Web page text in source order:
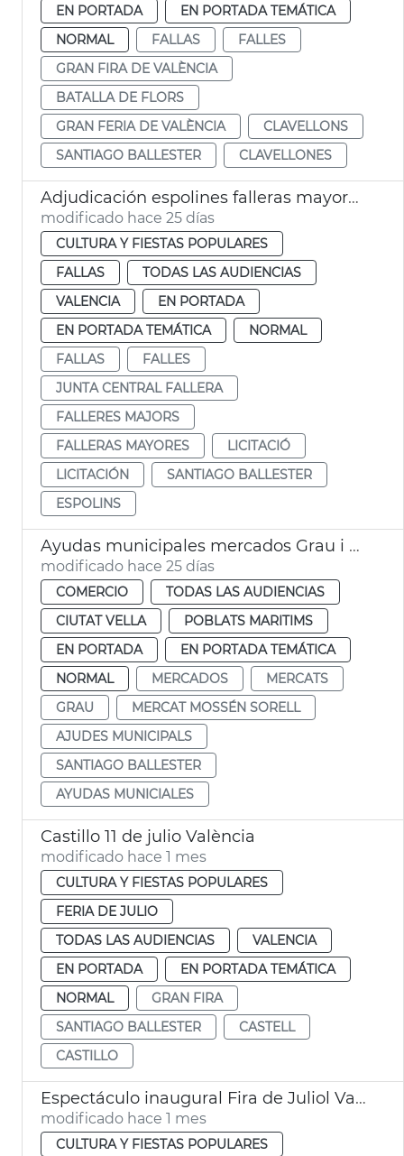
EN PORTADA
EN PORTADA TEMÁTICA
NORMAL
FALLAS
FALLES
GRAN FIRA DE VALÈNCIA
BATALLA DE FLORS
GRAN FERIA DE VALÈNCIA
CLAVELLONS
SANTIAGO BALLESTER
CLAVELLONES
Adjudicación espolines falleras mayores València 2027 y 2028
modificado hace 25 días
CULTURA Y FIESTAS POPULARES
FALLAS
TODAS LAS AUDIENCIAS
VALENCIA
EN PORTADA
EN PORTADA TEMÁTICA
NORMAL
FALLAS
FALLES
JUNTA CENTRAL FALLERA
FALLERES MAJORS
FALLERAS MAYORES
LICITACIÓ
LICITACIÓN
SANTIAGO BALLESTER
ESPOLINS
Ayudas municipales mercados Grau i Mossén Sorell València
modificado hace 25 días
COMERCIO
TODAS LAS AUDIENCIAS
CIUTAT VELLA
POBLATS MARITIMS
EN PORTADA
EN PORTADA TEMÁTICA
NORMAL
MERCADOS
MERCATS
GRAU
MERCAT MOSSÉN SORELL
AJUDES MUNICIPALS
SANTIAGO BALLESTER
AYUDAS MUNICIALES
Castillo 11 de julio València
modificado hace 1 mes
CULTURA Y FIESTAS POPULARES
FERIA DE JULIO
TODAS LAS AUDIENCIAS
VALENCIA
EN PORTADA
EN PORTADA TEMÁTICA
NORMAL
GRAN FIRA
SANTIAGO BALLESTER
CASTELL
CASTILLO
Espectáculo inaugural Fira de Juliol València
modificado hace 1 mes
CULTURA Y FIESTAS POPULARES